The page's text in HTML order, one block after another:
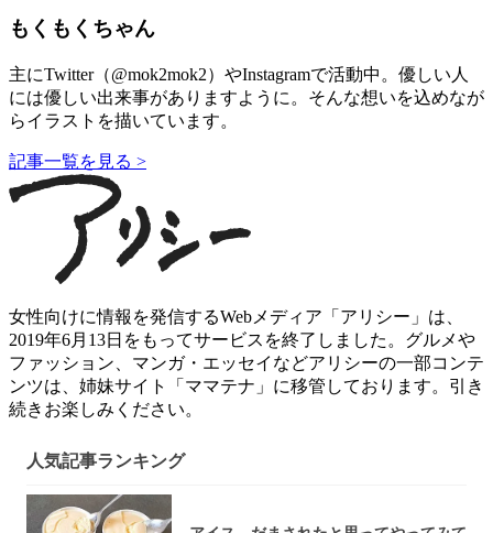
もくもくちゃん
主にTwitter（@mok2mok2）やInstagramで活動中。優しい人
には優しい出来事がありますように。そんな想いを込めなが
らイラストを描いています。
記事一覧を見る >
女性向けに情報を発信するWebメディア「アリシー」は、
2019年6月13日をもってサービスを終了しました。グルメや
ファッション、マンガ・エッセイなどアリシーの一部コンテ
ンツは、姉妹サイト「ママテナ」に移管しております。引き
続きお楽しみください。
人気記事ランキング